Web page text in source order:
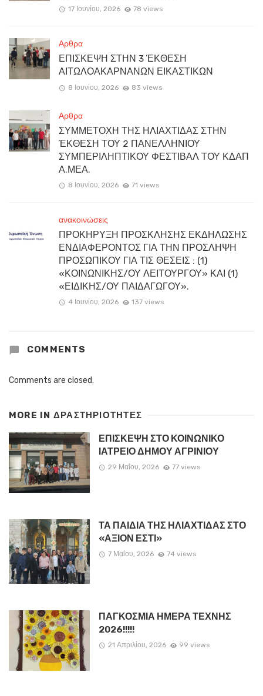
17 Ιουνίου, 2026 78 views
Αρθρα
ΕΠΙΣΚΕΨΗ ΣΤΗΝ 3 ΈΚΘΕΣΗ
ΑΙΤΩΛΟΑΚΑΡΝΑΝΩΝ ΕΙΚΑΣΤΙΚΩΝ
8 Ιουνίου, 2026 83 views
Αρθρα
ΣΥΜΜΕΤΟΧΗ ΤΗΣ ΗΛΙΑΧΤΙΔΑΣ ΣΤΗΝ
ΈΚΘΕΣΗ ΤΟΥ 2 ΠΑΝΕΛΛΗΝΙΟΥ
ΣΥΜΠΕΡΙΛΗΠΤΙΚΟΥ ΦΕΣΤΙΒΑΛ ΤΟΥ ΚΔΑΠ
Α.ΜΕΑ.
8 Ιουνίου, 2026 71 views
ανακοινώσεις
ΠΡΟΚΗΡΥΞΗ ΠΡΟΣΚΛΗΣΗΣ ΕΚΔΗΛΩΣΗΣ
ΕΝΔΙΑΦΕΡΟΝΤΟΣ ΓΙΑ ΤΗΝ ΠΡΟΣΛΗΨΗ
ΠΡΟΣΩΠΙΚΟΥ ΓΙΑ ΤΙΣ ΘΕΣΕΙΣ : (1)
«ΚΟΙΝΩΝΙΚΗΣ/ΟΥ ΛΕΙΤΟΥΡΓΟΥ» ΚΑΙ (1)
«ΕΙΔΙΚΗΣ/ΟΥ ΠΑΙΔΑΓΩΓΟΥ».
4 Ιουνίου, 2026 137 views
COMMENTS
Comments are closed.
MORE IN ΔΡΑΣΤΗΡΙΟΤΗΤΕΣ
ΕΠΙΣΚΕΨΗ ΣΤΟ ΚΟΙΝΩΝΙΚΟ
ΙΑΤΡΕΙΟ ΔΗΜΟΥ ΑΓΡΙΝΙΟΥ
29 Μαΐου, 2026 77 views
ΤΑ ΠΑΙΔΙΑ ΤΗΣ ΗΛΙΑΧΤΙΔΑΣ ΣΤΟ
«ΑΞΙΟΝ ΕΣΤΙ»
7 Μαΐου, 2026 74 views
ΠΑΓΚΟΣΜΙΑ ΗΜΕΡΑ ΤΕΧΝΗΣ
2026!!!!!
21 Απριλίου, 2026 99 views